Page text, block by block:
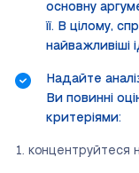
основну
її. В цілому,
найважливіші
Надайте
Ви повинні
критеріями:
концентруйтеся